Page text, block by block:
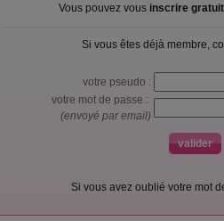
Vous pouvez vous inscrire
Si vous êtes déjà membre,
votre pseudo :
votre mot de passe :
(envoyé par email)
Si vous avez oublié votre mot